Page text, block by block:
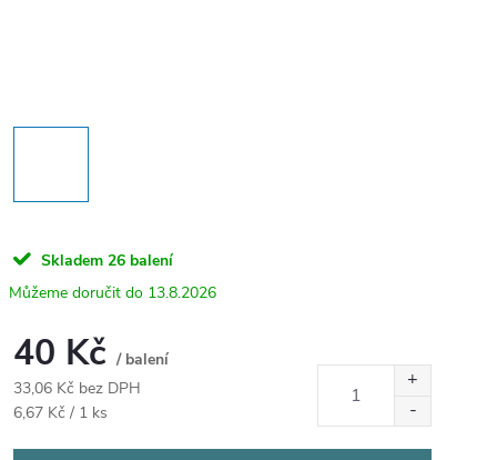
Skladem 26 balení
13.8.2026
40 Kč / balení
33,06 Kč bez DPH
Měrná
6,67 Kč / 1 ks